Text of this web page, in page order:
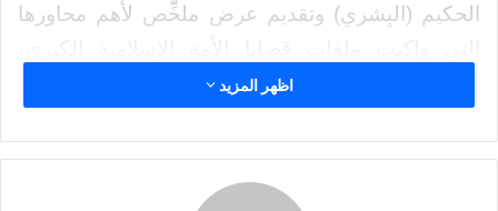
الحكيم (البِشري) وتقديم عرض ملخِّص لأهم محاورها
وتابعت أهم أحداث تفاعلاتها مع العالم وفي العالم من
وتعد حولية (أمتي في العالم) هذه منظارًا راصدًا لأهم
اظهر المزيد